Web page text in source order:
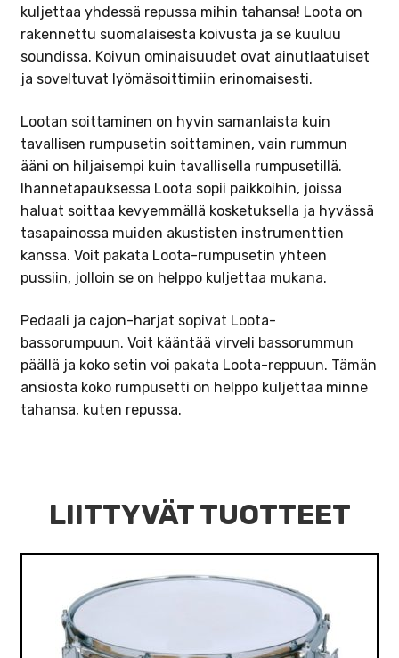
kuljettaa yhdessä repussa mihin tahansa! Loota on
rakennettu suomalaisesta koivusta ja se kuuluu
soundissa. Koivun ominaisuudet ovat ainutlaatuiset
ja soveltuvat lyömäsoittimiin erinomaisesti.
Lootan soittaminen on hyvin samanlaista kuin
tavallisen rumpusetin soittaminen, vain rummun
ääni on hiljaisempi kuin tavallisella rumpusetillä.
Ihannetapauksessa Loota sopii paikkoihin, joissa
haluat soittaa kevyemmällä kosketuksella ja hyvässä
tasapainossa muiden akustisten instrumenttien
kanssa. Voit pakata Loota-rumpusetin yhteen
pussiin, jolloin se on helppo kuljettaa mukana.
Pedaali ja cajon-harjat sopivat Loota-
bassorumpuun. Voit kääntää virveli bassorummun
päällä ja koko setin voi pakata Loota-reppuun. Tämän
ansiosta koko rumpusetti on helppo kuljettaa minne
tahansa, kuten repussa.
LIITTYVÄT TUOTTEET